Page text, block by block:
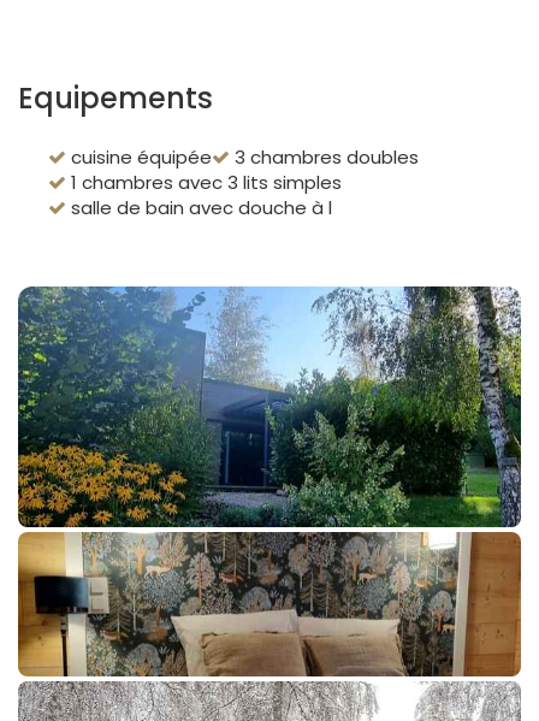
Equipements
cuisine équipée
3 chambres doubles
1 chambres avec 3 lits simples
salle de bain avec douche à l